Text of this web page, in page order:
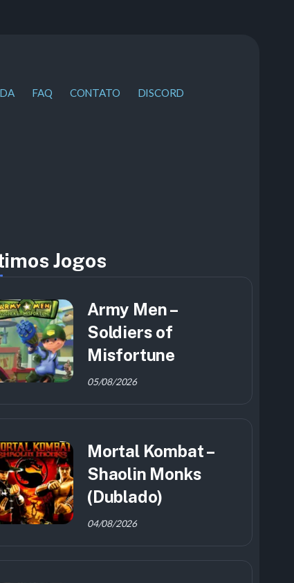
FAQ CONTATO DISCORD
Jogos
Army Men –
Soldiers of
Misfortune
05/08/2026
Mortal Kombat –
Shaolin Monks
(Dublado)
04/08/2026